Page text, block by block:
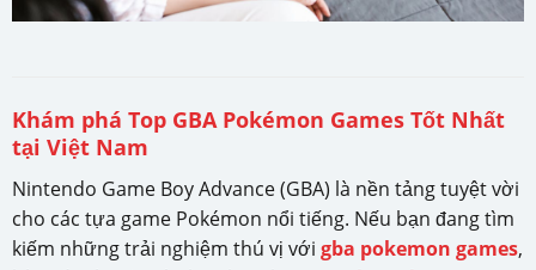
Khám phá Top GBA Pokémon Games Tốt Nhất
tại Việt Nam
Nintendo Game Boy Advance (GBA) là nền tảng tuyệt vời
cho các tựa game Pokémon nổi tiếng. Nếu bạn đang tìm
kiếm những trải nghiệm thú vị với gba pokemon games,